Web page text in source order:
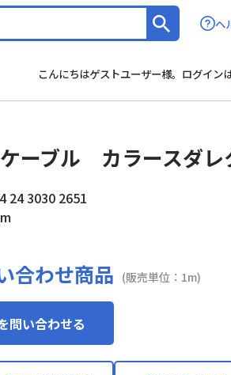
ヘ
こんにちはゲストユーザー様。ログイン
ーブル カラースダレ
24 3030 2651
合わせ商品 (販売単位：1m)
問い合わせる